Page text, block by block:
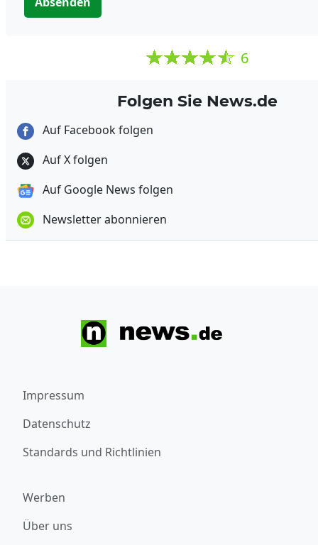
6
Folgen Sie News.de
Auf Facebook folgen
Auf X folgen
Auf Google News folgen
Newsletter abonnieren
Impressum
Datenschutz
Standards und Richtlinien
Werben
Über uns